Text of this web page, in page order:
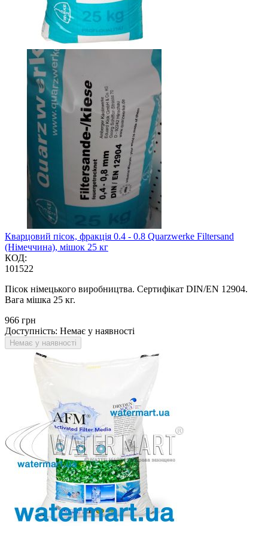
Кварцовий пісок, фракція 0.4 - 0.8 Quarzwerke Filtersand
(Німеччина), мішок 25 кг
КОД:
101522
Пісок німецького виробництва. Сертифікат DIN/EN 12904.
Вага мішка 25 кг.
‍966‍ грн
Доступність: Немає у наявності
Немає у наявності